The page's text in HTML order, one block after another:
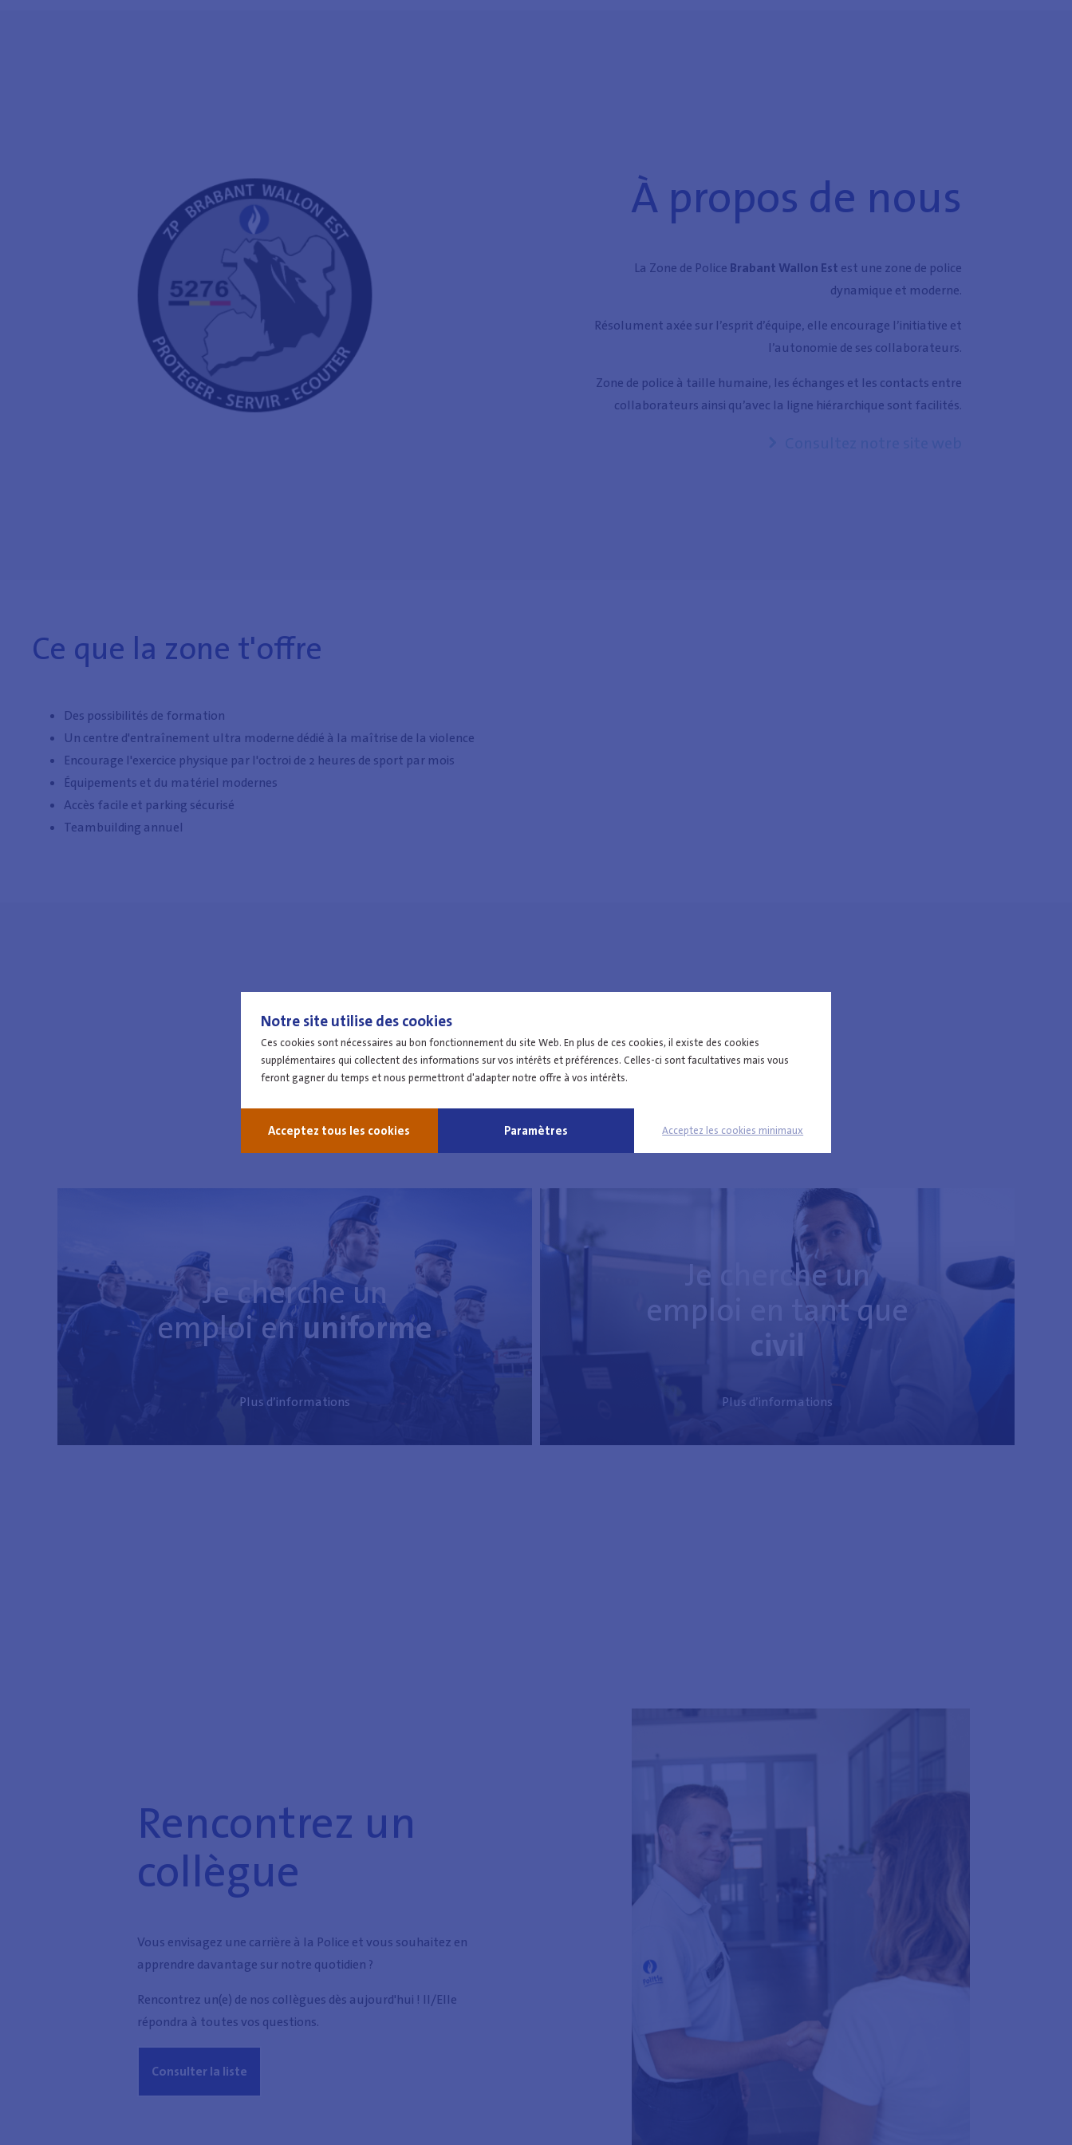
Notre site utilise des cookies
Ces cookies sont nécessaires au bon fonctionnement du site Web. En plus de ces cookies, il existe des cookies
supplémentaires qui collectent des informations sur vos intérêts et préférences. Celles-ci sont facultatives mais vous
feront gagner du temps et nous permettront d'adapter notre offre à vos intérêts.
Acceptez tous les cookies Paramètres Acceptez les cookies minimaux
À propos de nous
La Zone de Police Brabant Wallon Est est une zone de police
dynamique et moderne.
Résolument axée sur l’esprit d’équipe, elle encourage l’initiative et
l’autonomie de ses collaborateurs.
Zone de police à taille humaine, les échanges et les contacts entre
collaborateurs ainsi qu’avec la ligne hiérarchique sont facilités.
Ce que la zone t'offre
Des possibilités de formation
Un centre d'entraînement ultra moderne dédié à la maîtrise de la violence
Encourage l'exercice physique par l'octroi de 2 heures de sport par mois
Équipements et du matériel modernes
Accès facile et parking sécurisé
Teambuilding annuel
Offres d'emploi
La Zone de Police Brabant Wallon Est est toujours à la recherche de nouveaux collaborateurs.
Retrouvez nos offres d'emploi ci-dessous.
Je cherche un
emploi enuniforme
Plus d’informations
Je cherche un
emploi en tant que
civil
Plus d’informations
Rencontrez un
collègue
Vous envisagez une carrière à la Police et vous souhaitez en
apprendre davantage sur notre quotidien ?
Rencontrez un(e) de nos collègues dès aujourd'hui ! Il/Elle
répondra à toutes vos questions.
Consulter la liste